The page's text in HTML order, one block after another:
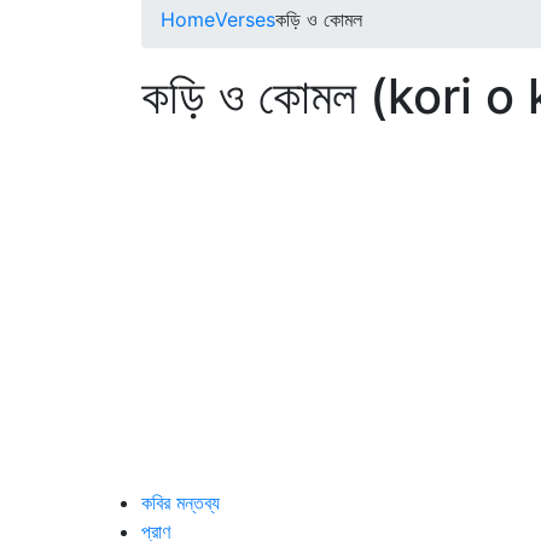
HomeVersesকড়ি ও কোমল
কড়ি ও কোমল (kori o
কবির মন্তব্য
প্রাণ